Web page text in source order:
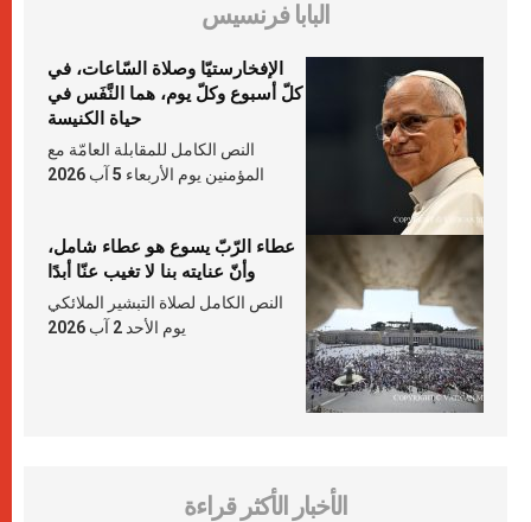
البابا فرنسيس
الإفخارستيّا وصلاة السّاعات، في
كلّ أسبوع وكلّ يوم، هما النَّفَس في
حياة الكنيسة
النص الكامل للمقابلة العامّة مع
المؤمنين يوم الأربعاء 5 آب 2026
عطاء الرّبّ يسوع هو عطاء شامل،
وأنّ عنايته بنا لا تغيب عنّا أبدًا
النص الكامل لصلاة التبشير الملائكي
يوم الأحد 2 آب 2026
الأخبار الأكثر قراءة